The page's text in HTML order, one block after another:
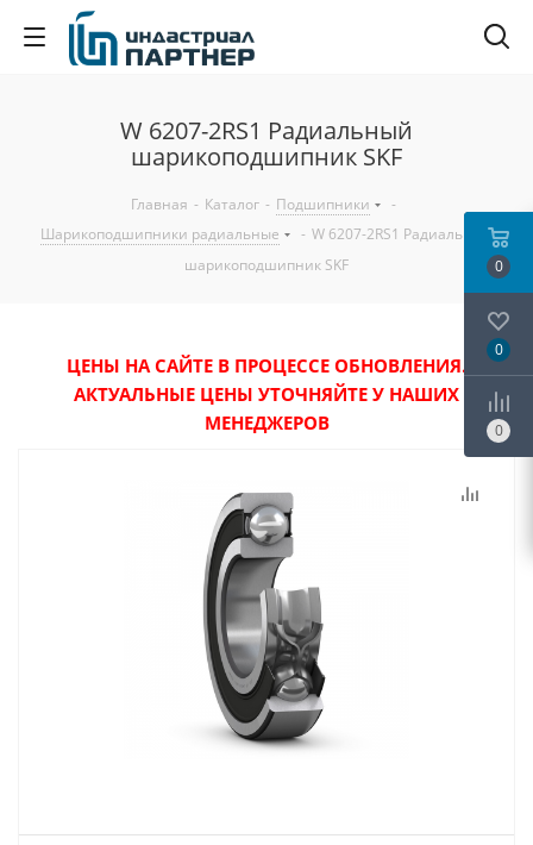
W 6207-2RS1 Радиальный
шарикоподшипник SKF
Главная - Каталог - Подшипники
-
Шарикоподшипники радиальные
- W 6207-2RS1 Радиальный
шарикоподшипник SKF
ЦЕНЫ НА САЙТЕ В ПРОЦЕССЕ ОБНОВЛЕНИЯ.
АКТУАЛЬНЫЕ ЦЕНЫ УТОЧНЯЙТЕ У НАШИХ
МЕНЕДЖЕРОВ
0
0
0